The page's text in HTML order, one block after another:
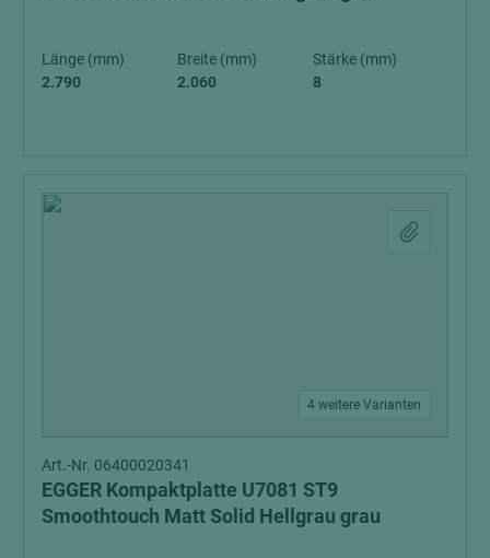
Länge (mm)
2.790
Breite (mm)
2.060
Stärke (mm)
8
4 weitere Varianten
Art.-Nr. 06400020341
EGGER Kompaktplatte U7081 ST9
Smoothtouch Matt Solid Hellgrau grau